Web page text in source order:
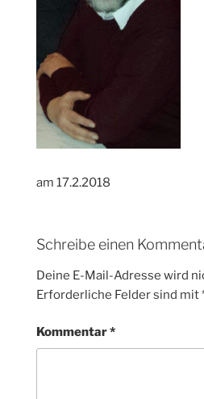
am 17.2.2018
Schreibe einen
Deine E-Mail-Adresse wird
Erforderliche Felder sind mit
Kommentar*